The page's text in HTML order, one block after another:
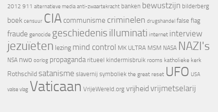
2012 911 alternatieve media anti-zwaartekracht banken bewustzijn bilderberg
boek censuur CIA communisme criminelen drugshandel false flag
fraude genocide geschiedenis illuminati internet interview
jezuïeten lezing mind control MK ULTRA MSM NASA NAZI's
NSA nwo oorlog propaganda ritueel kindermisbruik rooms katholieke kerk
Rothschild satanisme slavernij symboliek the great reset UFO USA
valse vlag Vaticaan VrijeWereld.org vrijheid vrijmetselarij